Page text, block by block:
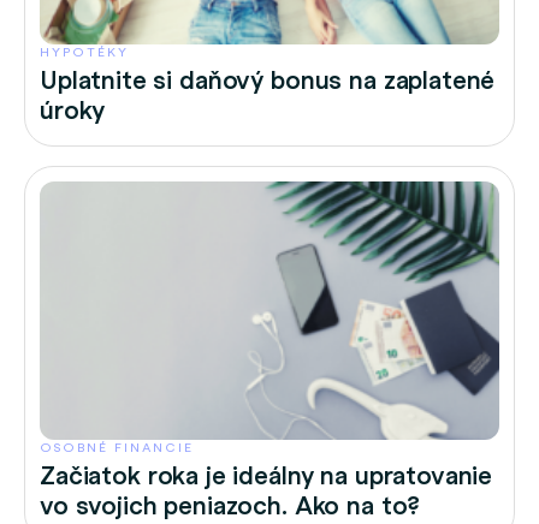
HYPOTÉKY
Uplatnite si daňový bonus na zaplatené
úroky
OSOBNÉ FINANCIE
Začiatok roka je ideálny na upratovanie
vo svojich peniazoch. Ako na to?